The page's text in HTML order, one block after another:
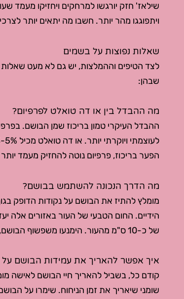
שילאז' חזק יורגשו למרחקים ויחזיקו מעמד
ויתפוגגו מהר יותר. חשבו מה יתאים יותר
שאלות נפוצות על בשמים
לצד הטיפים וההמלצות, יש גם לא מעט
שבהן:
מה ההבדל בין או דה טואלט לפרפיום?
הפער בריכוז, פרפיום נוטה להחזיק מעמד
מה הדרך הנכונה להשתמש בבושם?
מומלץ להתיז את הבושם על נקודות הדופק
הידיים. החום הטבעי של העור באזורים אלה
של כ-10 ס"מ מהעור. הימנעו משפשוף הבושם, כדי לא לשבש את מהלך ההתפתחות הטבעי שלו.
איך אפשר להאריך את עמידות הבושם על
קודם כל, בשביל להאריך חיי הבושם לאישה
שומני שיאריך את זמן הניחוח. שימרו על